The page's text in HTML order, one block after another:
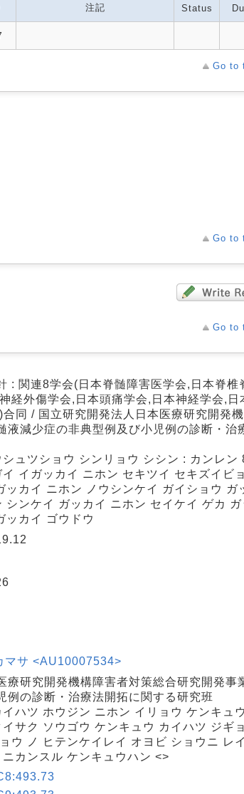
注記 Status
Go to
Go to
Go to
: 関連8学会(日本脊髄障害医学会,日本脊椎
経外傷学会,日本頭痛学会,日本神経学会,日
同 / 国立研究開発法人日本医療研究開発
液減少症の非典型例及び小児例の診断・治
ュツショウ シンリョウ シシン : カンレン
イガッカイ ニホン セキツイ セキズイビ
ッカイ ニホン ノウシンケイ ガイショウ ガ
シンケイ ガッカイ ニホン セイケイ ゲカ
ッカイ ゴウドウ
マサ <AU10007534>
療研究開発機構障害者対策総合研究開発事
例の診断・治療法開拓に関する研究班
ハツ ホウジン ニホン イリョウ ケンキュ
サク ソウゴウ ケンキュウ カイハツ ジギ
ウ ノ ヒテンケイレイ オヨビ ショウニ レ
カンスル ケンキュウハン <>